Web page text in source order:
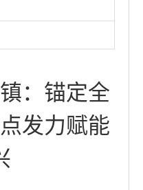
：锚定全
发力赋能